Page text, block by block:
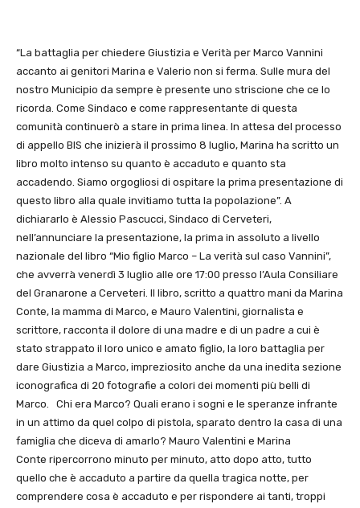
“La battaglia per chiedere Giustizia e Verità per Marco Vannini
accanto ai genitori Marina e Valerio non si ferma. Sulle mura del
nostro Municipio da sempre è presente uno striscione che ce lo
ricorda. Come Sindaco e come rappresentante di questa
comunità continuerò a stare in prima linea. In attesa del processo
di appello BIS che inizierà il prossimo 8 luglio, Marina ha scritto un
libro molto intenso su quanto è accaduto e quanto sta
accadendo. Siamo orgogliosi di ospitare la prima presentazione di
questo libro alla quale invitiamo tutta la popolazione”. A
dichiararlo è Alessio Pascucci, Sindaco di Cerveteri,
nell’annunciare la presentazione, la prima in assoluto a livello
nazionale del libro “Mio figlio Marco – La verità sul caso Vannini”,
che avverrà venerdì 3 luglio alle ore 17:00 presso l’Aula Consiliare
del Granarone a Cerveteri. Il libro, scritto a quattro mani da Marina
Conte, la mamma di Marco, e Mauro Valentini, giornalista e
scrittore, racconta il dolore di una madre e di un padre a cui è
stato strappato il loro unico e amato figlio, la loro battaglia per
dare Giustizia a Marco, impreziosito anche da una inedita sezione
iconografica di 20 fotografie a colori dei momenti più belli di
Marco. Chi era Marco? Quali erano i sogni e le speranze infrante
in un attimo da quel colpo di pistola, sparato dentro la casa di una
famiglia che diceva di amarlo? Mauro Valentini e Marina
Conte ripercorrono minuto per minuto, atto dopo atto, tutto
quello che è accaduto a partire da quella tragica notte, per
comprendere cosa è accaduto e per rispondere ai tanti, troppi